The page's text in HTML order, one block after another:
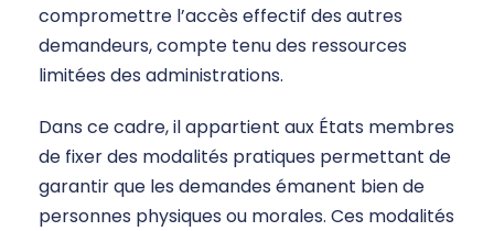
compromettre l’accès effectif des autres
demandeurs, compte tenu des ressources
limitées des administrations.
Dans ce cadre, il appartient aux États membres
de fixer des modalités pratiques permettant de
garantir que les demandes émanent bien de
personnes physiques ou morales. Ces modalités